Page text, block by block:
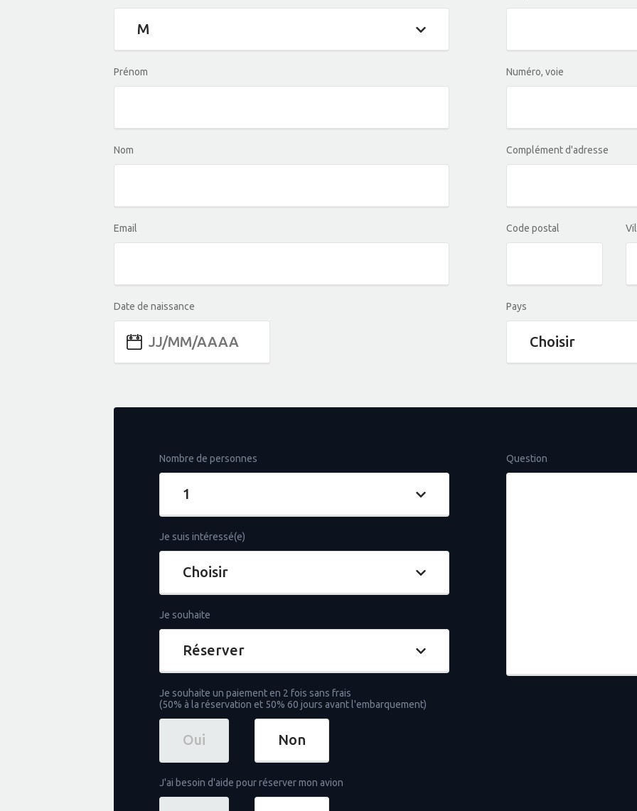
Prénom
Nom
Email
Date de naissance
Numéro, voie
Complément d'adresse
Code postal
Pays
Nombre de personnes
Je suis intéressé(e)
Je souhaite
Je souhaite un paiement en 2 fois sans frais
(50% à la réservation et 50% 60 jours avant l'embarquement)
Oui Non
J'ai besoin d'aide pour réserver mon avion
Question